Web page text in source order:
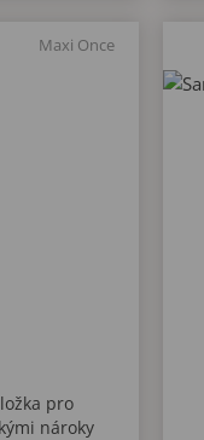
Maxi Once
pro
nároky